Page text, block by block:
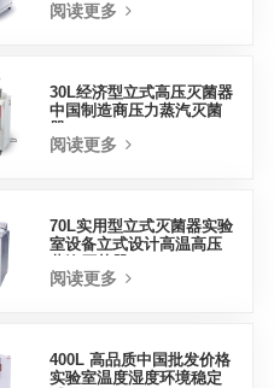
阅读更多
30L经济型立式高压灭菌器
中国制造商压力蒸汽灭菌
阅读更多
70L实用型立式灭菌器实验
室设备立式设计高温高压
阅读更多
400L 高品质中国批发价格
实验室温度湿度环境稳定